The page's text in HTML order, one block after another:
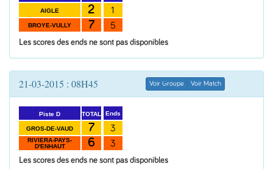
AIGLE
BROYE-VULLY
2
7
1
5
Les scores des ends ne sont pas disponibles
21-03-2015 : 08H45 Voir Groupe Voir Match
Piste D
GROS-DE-VAUD
RIVIERA-PAYS-
D'ENHAUT
TOTAL
7
6
Ends
3
3
Les scores des ends ne sont pas disponibles